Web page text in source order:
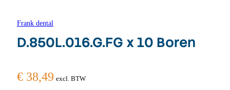
Frank dental
D.850L.016.G.FG x 10 Boren
€ 38,49 excl. BTW